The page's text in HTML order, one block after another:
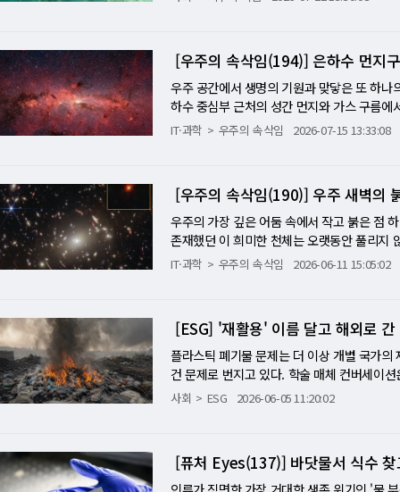
기의 단단한 '베타-시트(Beta-sheet) 결정
뷜러 교수팀의 연구에 따르면, 이 나노결정
불구하고, 수백만 개의 수소 결합이 나노미
을 뛰어넘는 물리적 복원력을 만들어낸다.
경이로운 것은 거미의 체내 제조 공정이다.
강산 용매, 대규모 공장 설비를 동원해야 한
이 바로 미국 매사추세츠주 터프츠 대학교
에 끈적하고 단단한 섬유로 변해 물체를 낚
구진은 누에고치에서 추출한 실크 피브로인
파민'과 곤충 외골격 성분인 '키토산'을 정밀
트, 목재 블록을 12cm 떨어진 거리에 쏘아
실의 첨단 공학 기술로 완성된 순간이다. ■
가 영화적 재미를 넘어 글로벌 바이오 산업
체할 친환경 소재일 뿐만 아니라 차세대 인
계는 거미줄 단백질을 이물질로 인식해 거부
내고 있다. 이렇게 생산된 단백질은 나노 입
이 가능하다. 가장 대표적인 응용 분야는 '
운데 대기를 수십억년 동안 보존한 행성이
풍부하게 남아 있고, 일부 헬륨 원자가 행성
막이 아니다. 모항성의 복사와 항성풍에 의
출하는 헬륨은 행성 주변에 희박하고 길게
파장에서 헬륨이 흡수한 신호를 포착할 수
분산 근적외선 분광기 'WINERED'를 이용했
측으로 확인된 순간이었다. 연구진은 앞서
나타나지 않았다고 밝혔다. 헬륨의 탈출량이
다는 증거인 동시에, 외계행성 대기가 고정
견딘 행성의 숨결 연구진은 LHS 1140 b의
복사 환경에서도 대기가 완전히 사라지지 않
메탄처럼 생명활동과 관련된 분자가 있는
명의 발견이 아니라 생명이 존재할 수 있는
크다. 암석형 외계행성의 대기 연구는 주로
형망원경도 우주로 빠져나가는 기체를 추적
침이다. 20여년 전 인류는 태양계 밖에 지구
흔하다는 사실을 알게 됐고, 일부는 별의 생
미션 비베카난다 교육 및 연구소의 수만타
라 지구 탄소순환 전체 속에서 이해해야 한
후 인류는 화석연료 연소를 통해 막대한 양
다. 바닷물에 녹은 이산화탄소는 탄산
균 pH는 약 0.1 감소했다. 수치만 보면 미미
는 '지구의 기억 저장장치' 연구진은 해양을
다. 해수는 해류를 통해 심해와 끊임없이 물
풍화되며 알칼리 성분을 바다로 공급한다.
유지해 왔다. 문제는 인간이 자연 시스템이
적층에 새겨지는 '인류세' 해양 산성화가 심
현재의 탄소순환 교란을 보여주는 지질학적
조사해도 21세기 인류가 대기 중 이산화탄
더 위험한 이유 연구진은 현재 상황을 약
Thermal Maximum)와 비교했다. 당시에도
양 산성화가 광범위하게 발생했다. 결국 지
수천 년 단위로 작동한다. 연구진은 이를 "
동안 소방호스로 물을 쏟아붓는 것과 같은
[우주의 속삭임(194)] 은하수 먼지
우주 공간에서 생명의 기원과 맞닿은 또 하
하수 중심부 근처의 성간 먼지와 가스 구름
즈베리 등 일부 과일에 극미량 들어 있는 이
자구름'은 별이 태어나는 재료가 되는 거대
복잡한 유기화합물까지 다양한 화학물질이
자료 속에서 특정 분자가 내는 고유한 파장
낸다. 연구진은 실험실에서 측정한 에리트
확인했다. 처음에는 탄소 원자 3개로 이뤄진
실은 성간 화학이 우리가 생각한 것보다 훨
연구원은 이번 발견이 "별과 행성이 태어나
명했다. 당(糖) 성분, 생명체 핵심 역할 당은
구조를 만드는 데 관여하며, RNA와 DNA 같
이다. 이번에 발견된 에리트룰로스가 곧 생
위에서는 원자와 분자가 달라붙고, 우주선
기분자는 이후 별과 행성계가 만들어지는
IT·과학 우주의 속삭임 2026-07-15 13:33:08
[우주의 속삭임(190)] 우주 새벽의
우주의 가장 깊은 어둠 속에서 작고 붉은 점
존재했던 이 희미한 천체는 오랫동안 풀리지
었다. 그러나 제임스 웹 우주망원경이 포착
나 회전하는 가스 구름이 아니라, 짙고 부분
혔다. 이른바 'BH*', 곧 블랙홀 스타 시나리
시작한 직후 발견한 초기 우주의 낯선 천체
물체들이다. 처음에는 너무 밝고, 너무 많고,
리는 것 아니냐"는 의문을 제기하기도 했다.
한 스펙트럼은 중력렌즈의 자연적 확대 효
외선 눈과 우주 자체의 거대한 돋보기가 만
IT·과학 우주의 속삭임 2026-06-11 15:05:02
[ESG] '재활용' 이름 달고 해외로
플라스틱 폐기물 문제는 더 이상 개별 국가
건 문제로 번지고 있다. 학술 매체 컨버세이
상당 부분이 노천 소각되고 있으며, 이 과정
가에서는 전체 도시 고형폐기물의 40∼65%
도시 폐기물 수거 서비스를 이용하지 못하는
사회 ESG 2026-06-05 11:20:02
[퓨처 Eyes(137)] 바닷물서 식수